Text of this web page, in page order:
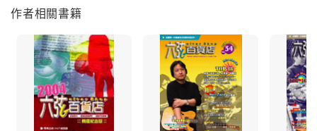
作者相關書籍